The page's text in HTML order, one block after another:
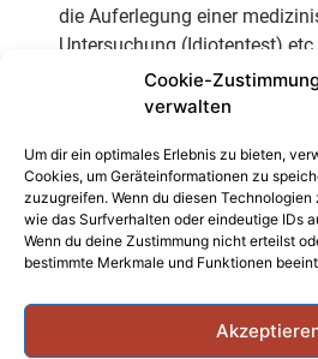
Cookie-
verwalten
Um dir ein optimales Erlebnis zu bieten,
Cookies, um Geräteinformationen zu
zuzugreifen. Wenn du diesen
wie das Surfverhalten oder eindeutige IDs
Wenn du deine Zustimmung nicht erteilst
bestimmte Merkmale und Funktionen
die Auferlegung einer
Untersuchung (Idiotentest) etc.